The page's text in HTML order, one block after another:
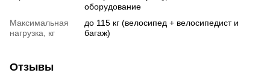
оборудование
Максимальная
нагрузка, кг
до 115 кг (велосипед + велосипедист и
багаж)
Отзывы